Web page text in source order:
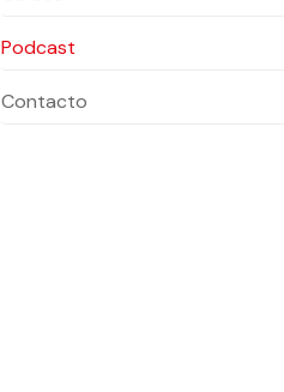
Podcast
Contacto